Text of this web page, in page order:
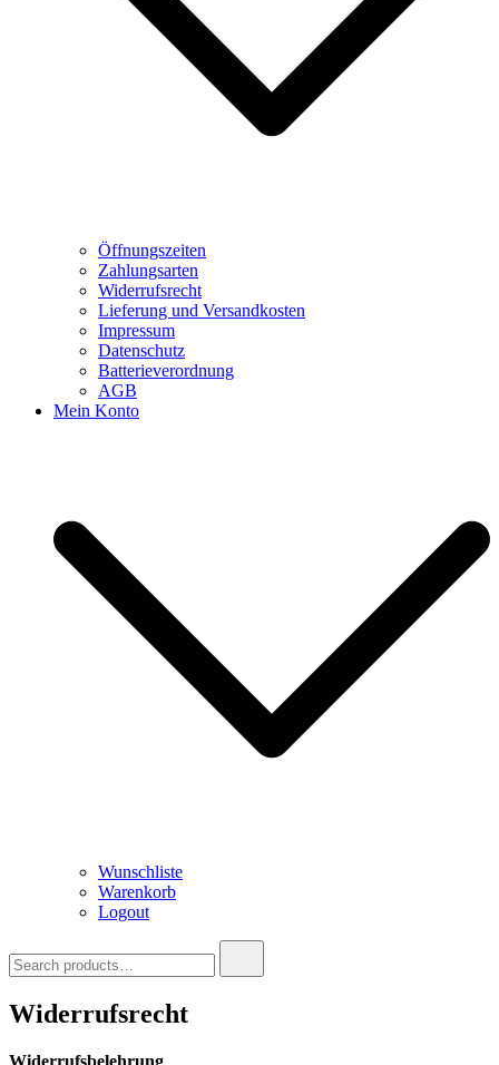
Öffnungszeiten
Zahlungsarten
Widerrufsrecht
Lieferung und Versandkosten
Impressum
Datenschutz
Batterieverordnung
AGB
Mein Konto
Wunschliste
Warenkorb
Logout
for:
Widerrufsrecht
Widerrufsbelehrung